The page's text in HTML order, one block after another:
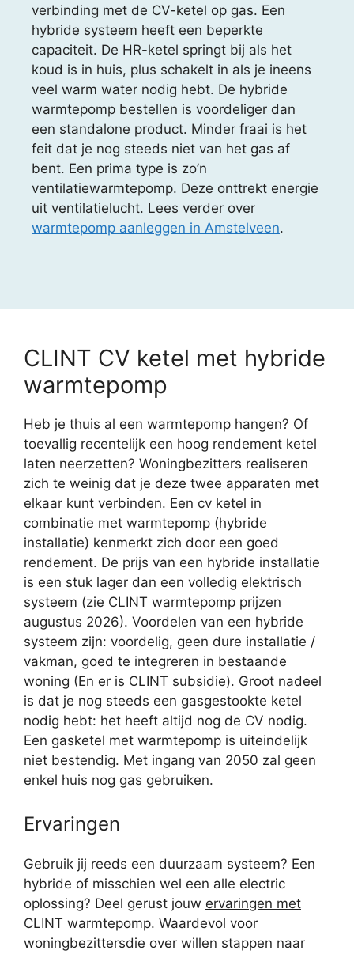
verbinding met de CV-ketel op gas. Een
hybride systeem heeft een beperkte
capaciteit. De HR-ketel springt bij als het
koud is in huis, plus schakelt in als je ineens
veel warm water nodig hebt. De hybride
warmtepomp bestellen is voordeliger dan
een standalone product. Minder fraai is het
feit dat je nog steeds niet van het gas af
bent. Een prima type is zo’n
ventilatiewarmtepomp. Deze onttrekt energie
uit ventilatielucht. Lees verder over
warmtepomp aanleggen in Amstelveen.
CLINT CV ketel met hybride
warmtepomp
Heb je thuis al een warmtepomp hangen? Of
toevallig recentelijk een hoog rendement ketel
laten neerzetten? Woningbezitters realiseren
zich te weinig dat je deze twee apparaten met
elkaar kunt verbinden. Een cv ketel in
combinatie met warmtepomp (hybride
installatie) kenmerkt zich door een goed
rendement. De prijs van een hybride installatie
is een stuk lager dan een volledig elektrisch
systeem (zie CLINT warmtepomp prijzen
augustus 2026). Voordelen van een hybride
systeem zijn: voordelig, geen dure installatie /
vakman, goed te integreren in bestaande
woning (En er is CLINT subsidie). Groot nadeel
is dat je nog steeds een gasgestookte ketel
nodig hebt: het heeft altijd nog de CV nodig.
Een gasketel met warmtepomp is uiteindelijk
niet bestendig. Met ingang van 2050 zal geen
enkel huis nog gas gebruiken.
Ervaringen
Gebruik jij reeds een duurzaam systeem? Een
hybride of misschien wel een alle electric
oplossing? Deel gerust jouw ervaringen met
CLINT warmtepomp. Waardevol voor
woningbezittersdie over willen stappen naar